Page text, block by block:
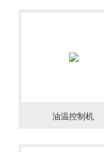
油温控制机